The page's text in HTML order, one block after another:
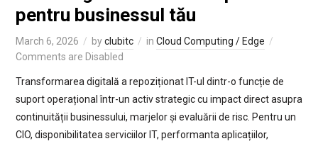
pentru businessul tău
March 6, 2026 byclubitc in Cloud Computing / Edge
Comments are Disabled
Transformarea digitală a repoziționat IT-ul dintr-o funcție de
suport operațional într-un activ strategic cu impact direct asupra
continuității businessului, marjelor și evaluării de risc. Pentru un
CIO, disponibilitatea serviciilor IT, performanta aplicațiilor,